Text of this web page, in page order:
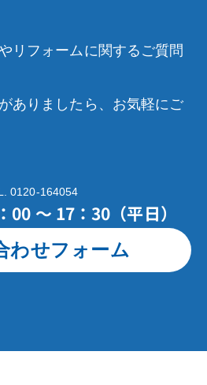
リフォームに関するご質問
ありましたら、お気軽にご
0120-164054
～ 17：30（平日）
わせフォーム